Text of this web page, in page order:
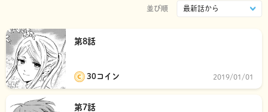
並び順
第8話
30コイン 2019/01/01
第7話